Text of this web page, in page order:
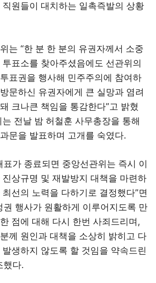
원들이 대치하는 일촉즉발의 상황
는 “한 분 한 분의 유권자께서 소중
표소를 찾아주셨음에도 선관위의
표권을 행사해 민주주의에 참여하
문하신 유권자에게 큰 실망과 염려
크나큰 책임을 통감한다”고 밝혔
전날 밤 허철훈 사무총장을 통해
문을 발표하며 고개를 숙였다.
표가 종료되면 중앙선관위는 즉시 이
진상규명 및 재발방지 대책을 마련하
선의 노력을 다하기로 결정했다”면
권 행사가 원활하게 이루어지도록 만
점에 대해 다시 한번 사죄드리며,
께 원인과 대책을 소상히 밝히고 다
생하지 않도록 할 것임을 약속드린
했다.